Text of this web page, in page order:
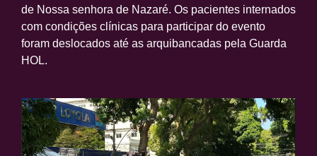
de Nossa senhora de Nazaré. Os pacientes internados
com condições clínicas para participar do evento
foram deslocados até as arquibancadas pela Guarda
HOL.